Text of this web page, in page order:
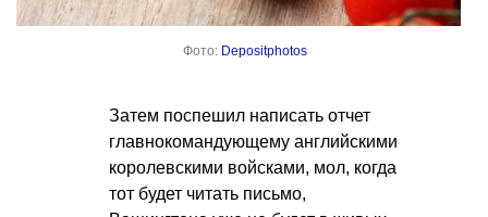
Фото: Depositphotos
Затем поспешил написать отчет
главнокомандующему английскими
королевскими войсками, мол, когда
тот будет читать письмо,